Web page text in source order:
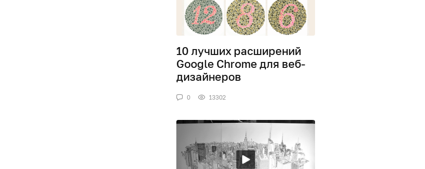
10 лучших расширений
Google Chrome для веб-
дизайнеров
0 13302